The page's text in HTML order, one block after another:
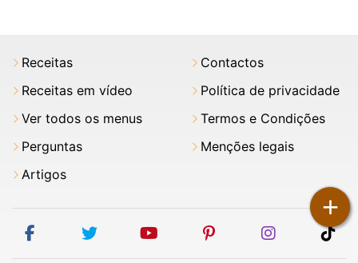
+
Receitas
Receitas em vídeo
Ver todos os menus
Perguntas
Artigos
Contactos
Política de privacidade
Termos e Condições
Menções legais
facebooktwitter youtubepinterestinstagram